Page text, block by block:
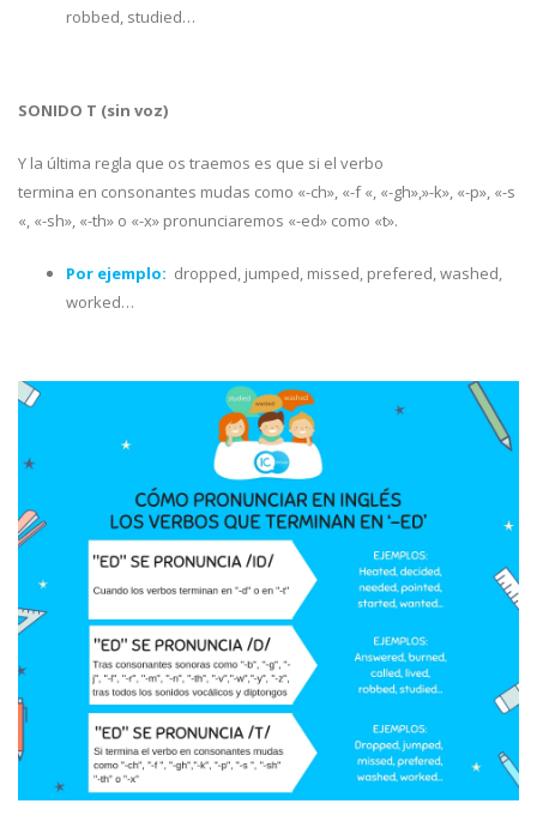
robbed, studied…
SONIDO T (sin voz)
Y la última regla que os traemos es que si el verbo
termina en consonantes mudas como «-ch», «-f «, «-gh»,»-k», «-p», «-s
«, «-sh», «-th» o «-x» pronunciaremos «-ed» como «t».
Por ejemplo: dropped, jumped, missed, prefered, washed,
worked…